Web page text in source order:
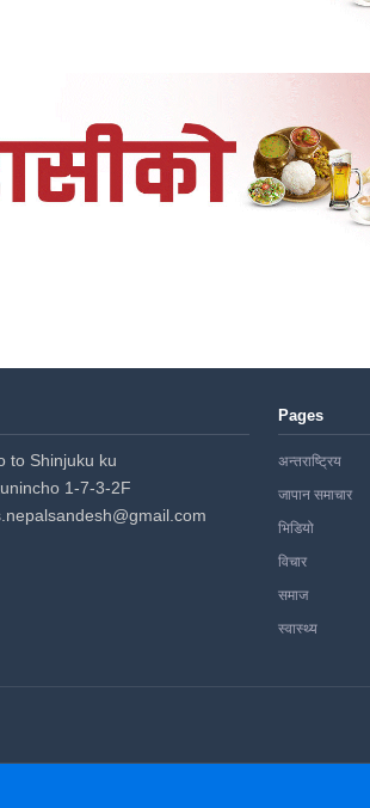
to Shinjuku ku
1-7-3-2F
Pages
अन्तराष्ट्रिय
जापान समाचार
भिडियो
विचार
समाज
स्वास्थ्य